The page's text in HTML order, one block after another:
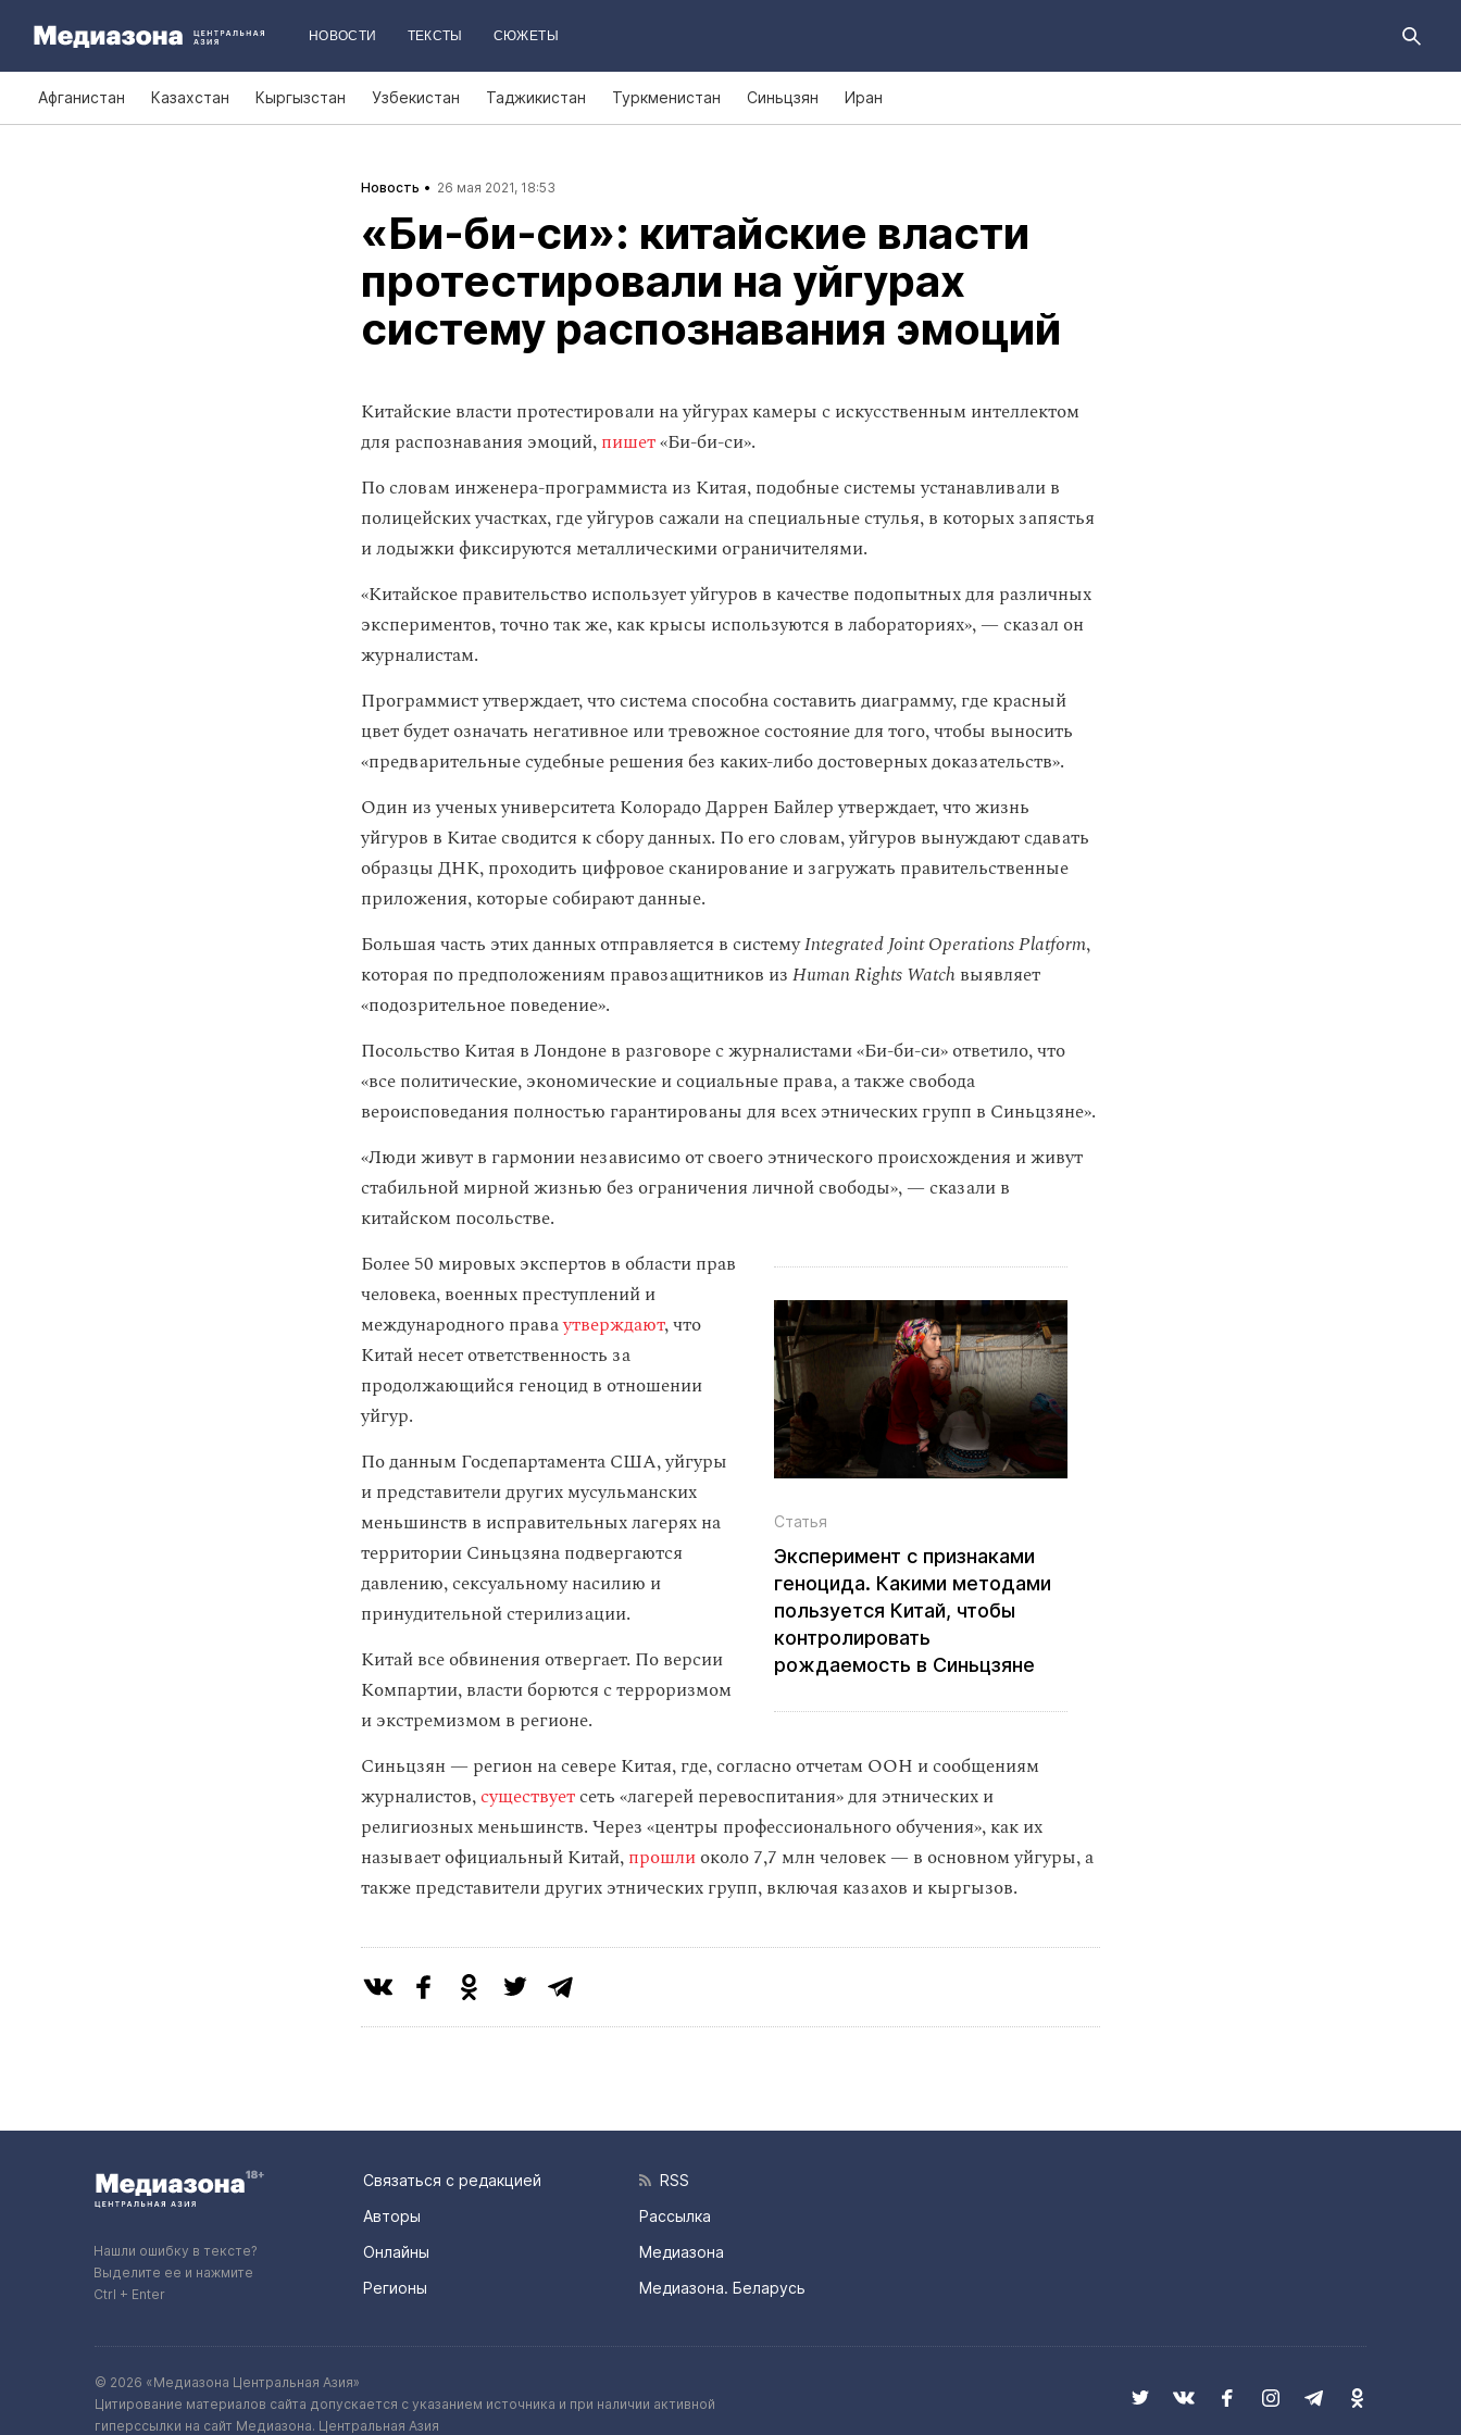
НОВОСТИ ТЕКСТЫ СЮЖЕТЫ
Афганистан Казахстан Кыргызстан Узбекистан Таджикистан Туркменистан Синьцзян Иран
Новость 26 мая 2021, 18:53
«Би‑би‑си»: китайские власти
протестировали на уйгурах
систему распознавания эмоций
Китайские власти протестировали на уйгурах камеры с искусственным интеллектом
для распознавания эмоций,пишет«Би-би-си».
По словам инженера-программиста из Китая, подобные системы устанавливали в
полицейских участках, где уйгуров сажали на специальные стулья, в которых запястья
и лодыжки фиксируются металлическими ограничителями.
«Китайское правительство использует уйгуров в качестве подопытных для различных
экспериментов, точно так же, как крысы используются в лабораториях», — сказал он
журналистам.
Программист утверждает, что система способна составить диаграмму, где красный
цвет будет означать негативное или тревожное состояние для того, чтобы выносить
«предварительные судебные решения без каких-либо достоверных доказательств».
Один из ученых университета Колорадо Даррен Байлер утверждает, что жизнь
уйгуров в Китае сводится к сбору данных. По его словам, уйгуров вынуждают сдавать
образцы ДНК, проходить цифровое сканирование и загружать правительственные
приложения, которые собирают данные.
Большая часть этих данных отправляется в системуIntegrated Joint Operations Platform,
которая по предположениям правозащитников изHuman Rights Watchвыявляет
«подозрительное поведение».
Посольство Китая в Лондоне в разговоре с журналистами «Би-би-си» ответило, что
«все политические, экономические и социальные права, а также свобода
вероисповедания полностью гарантированы для всех этнических групп в Синьцзяне».
«Люди живут в гармонии независимо от своего этнического происхождения и живут
стабильной мирной жизнью без ограничения личной свободы», — сказали в
китайском посольстве.
Статья
Эксперимент c признаками
геноцида. Какими методами
пользуется Китай, чтобы
контролировать
рождаемость в Синьцзяне
Более 50 мировых экспертов в области прав
человека, военных преступлений и
международного праваутверждают, что
Китай несет ответственность за
продолжающийся геноцид в отношении
уйгур.
По данным Госдепартамента США, уйгуры
и представители других мусульманских
меньшинств в исправительных лагерях на
территории Синьцзяна подвергаются
давлению, сексуальному насилию и
принудительной стерилизации.
Китай все обвинения отвергает. По версии
Компартии, власти борются с терроризмом
и экстремизмом в регионе.
Синьцзян — регион на севере Китая, где, согласно отчетам ООН и сообщениям
журналистов,существуетсеть «лагерей перевоспитания» для этнических и
религиозных меньшинств. Через «центры профессионального обучения», как их
называет официальный Китай,прошлиоколо 7,7 млн человек — в основном уйгуры, а
также представители других этнических групп, включая казахов и кыргызов.
Нашли ошибку в тексте?
Выделите ее и нажмите
Ctrl + Enter
Связаться с редакцией
Авторы
Онлайны
Регионы
RSS
Рассылка
Медиазона
Медиазона. Беларусь
© 2026 «Медиазона Центральная Азия»
Цитирование материалов сайта допускается с указанием источника и при наличии активной
гиперссылки на сайт Медиазона. Центральная Азия